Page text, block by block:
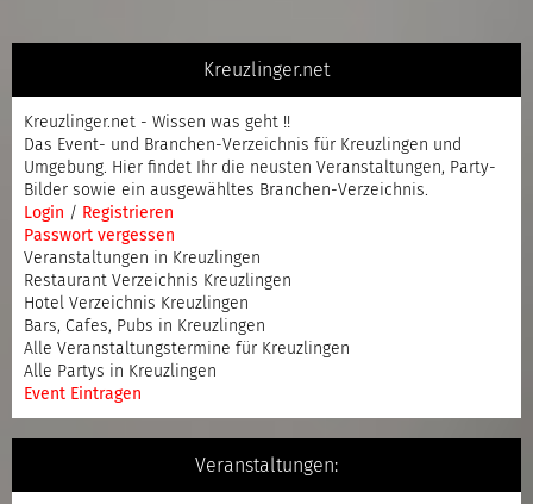
Kreuzlinger.net
Kreuzlinger.net - Wissen was geht !!
Das Event- und Branchen-Verzeichnis für Kreuzlingen und
Umgebung. Hier findet Ihr die neusten Veranstaltungen, Party-
Bilder sowie ein ausgewähltes Branchen-Verzeichnis.
Login / Registrieren
Passwort vergessen
Veranstaltungen in Kreuzlingen
Restaurant Verzeichnis Kreuzlingen
Hotel Verzeichnis Kreuzlingen
Bars, Cafes, Pubs in Kreuzlingen
Alle Veranstaltungstermine für Kreuzlingen
Alle Partys in Kreuzlingen
Event Eintragen
Veranstaltungen: